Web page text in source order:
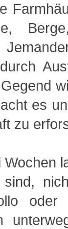
es
zu
Wochen
sind,